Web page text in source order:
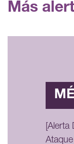
Más
[Alerta